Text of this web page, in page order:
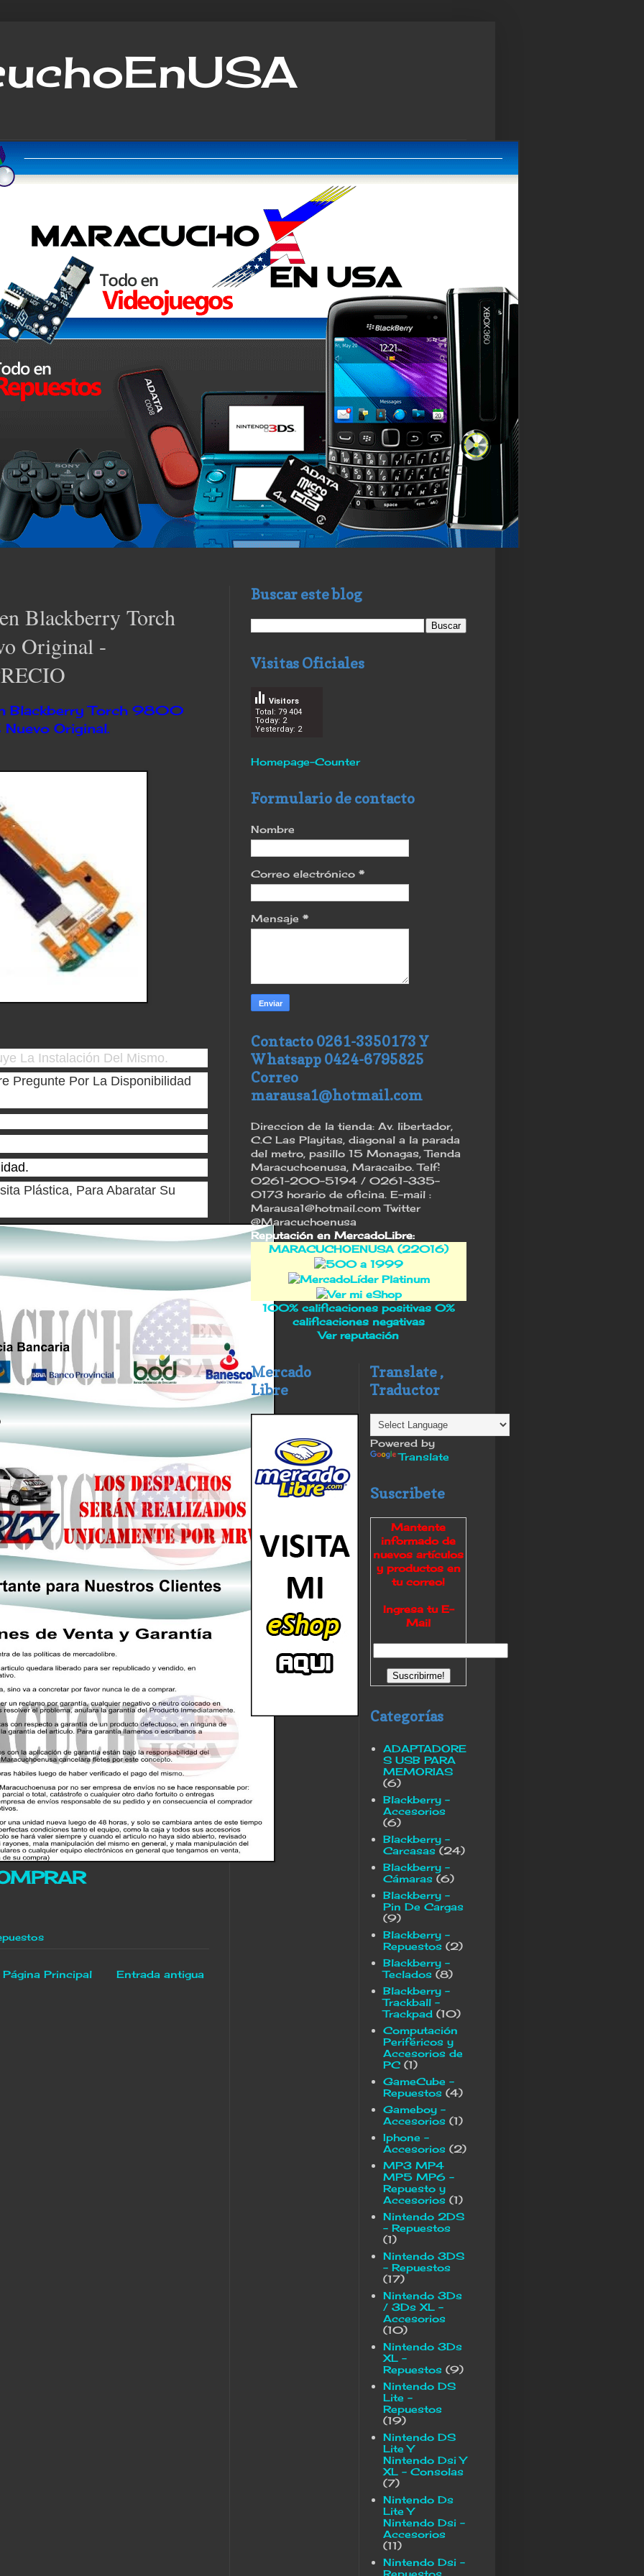
Blackberry Torch
Original -
Blackberry Torch 9800
Original.
La Instalación Del Mismo.
Pregunte Por La Disponibilidad
Plástica, Para Abaratar Su
Entrada antigua
Página Principal
Buscar este blog
Visitas Oficiales
Total: 79 404
Today: 2
Yesterday: 2
Visitors
Homepage-Counter
Formulario de contacto
Nombre
Correo electrónico *
Mensaje *
Contacto 0261-3350173 Y
Whatsapp 0424-6795825
Correo
marausa1@hotmail.com
Direccion de la tienda: Av. libertador,
C.C Las Playitas, diagonal a la parada
del metro, pasillo 15 Monagas, Tienda
Maracuchoenusa, Maracaibo. Telf:
0261-200-5194 / 0261-335-
0173 horario de oficina. E-mail :
Marausa1@hotmail.com Twitter
@Maracuchoenusa
Reputación en MercadoLibre:
MARACUCHOENUSA (22016)
100% calificaciones positivas 0%
calificaciones negativas
Ver reputación
Mercado
Libre
Translate ,
Traductor
Powered by
Translate
Suscribete
Mantente
informado de
nuevos artículos
y productos en
tu correo!
Ingresa tu E-
Mail
Categorías
ADAPTADORE
S USB PARA
MEMORIAS
(6)
Blackberry -
Accesorios
(6)
Blackberry -
Carcasas (24)
Blackberry -
Cámaras (6)
Blackberry -
Pin De Cargas
(9)
Blackberry -
Repuestos (2)
Blackberry -
Teclados (8)
Blackberry -
Trackball -
Trackpad (10)
Computación
Periféricos y
Accesorios de
PC (1)
GameCube -
Repuestos (4)
Gameboy -
Accesorios (1)
Iphone -
Accesorios (2)
MP3 MP4
MP5 MP6 -
Repuesto y
Accesorios (1)
Nintendo 2DS
- Repuestos
(1)
Nintendo 3DS
- Repuestos
(17)
Nintendo 3Ds
/ 3Ds XL -
Accesorios
(10)
Nintendo 3Ds
XL -
Repuestos (9)
Nintendo DS
Lite -
Repuestos
(19)
Nintendo DS
Lite Y
Nintendo Dsi Y
XL - Consolas
(7)
Nintendo Ds
Lite Y
Nintendo Dsi -
Accesorios
(11)
Nintendo Dsi -
Repuestos